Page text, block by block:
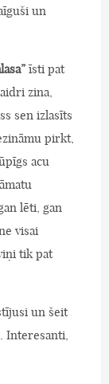
un
īsti pat
zina,
sen izlasīts
pirkt,
acu
lēti, gan
visai
tik pat
un šeit
Interesanti,